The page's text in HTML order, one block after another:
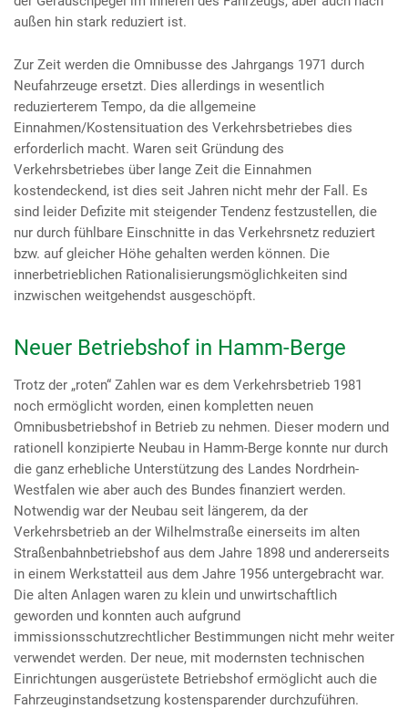
außen hin stark reduziert ist.
Zur Zeit werden die Omnibusse des Jahrgangs 1971 durch
Neufahrzeuge ersetzt. Dies allerdings in wesentlich
reduzierterem Tempo, da die allgemeine
Einnahmen/Kostensituation des Verkehrsbetriebes dies
erforderlich macht. Waren seit Gründung des
Verkehrsbetriebes über lange Zeit die Einnahmen
kostendeckend, ist dies seit Jahren nicht mehr der Fall. Es
sind leider Defizite mit steigender Tendenz festzustellen, die
nur durch fühlbare Einschnitte in das Verkehrsnetz reduziert
bzw. auf gleicher Höhe gehalten werden können. Die
innerbetrieblichen Rationalisierungsmöglichkeiten sind
inzwischen weitgehendst ausgeschöpft.
Neuer Betriebshof in Hamm-Berge
Trotz der „roten“ Zahlen war es dem Verkehrsbetrieb 1981
noch ermöglicht worden, einen kompletten neuen
Omnibusbetriebshof in Betrieb zu nehmen. Dieser modern und
rationell konzipierte Neubau in Hamm-Berge konnte nur durch
die ganz erhebliche Unterstützung des Landes Nordrhein-
Westfalen wie aber auch des Bundes finanziert werden.
Notwendig war der Neubau seit längerem, da der
Verkehrsbetrieb an der Wilhelmstraße einerseits im alten
Straßenbahnbetriebshof aus dem Jahre 1898 und andererseits
in einem Werkstatteil aus dem Jahre 1956 untergebracht war.
Die alten Anlagen waren zu klein und unwirtschaftlich
geworden und konnten auch aufgrund
immissionsschutzrechtlicher Bestimmungen nicht mehr weiter
verwendet werden. Der neue, mit modernsten technischen
Einrichtungen ausgerüstete Betriebshof ermöglicht auch die
Fahrzeuginstandsetzung kostensparender durchzuführen.